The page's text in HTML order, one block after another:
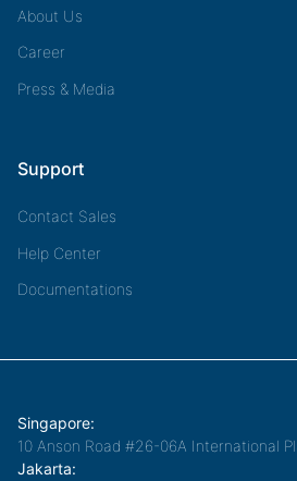
About Us
Career
Press & Media
Support
Contact Sales
Help Center
Documentations
Singapore:
10 Anson Road #26-06A International
Jakarta: